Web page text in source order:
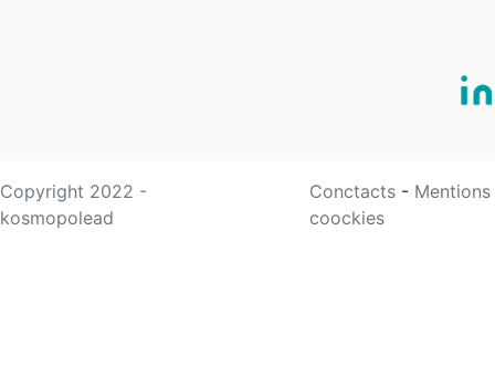
Copyright 2022 -
kosmopolead
Conctacts -
coockies